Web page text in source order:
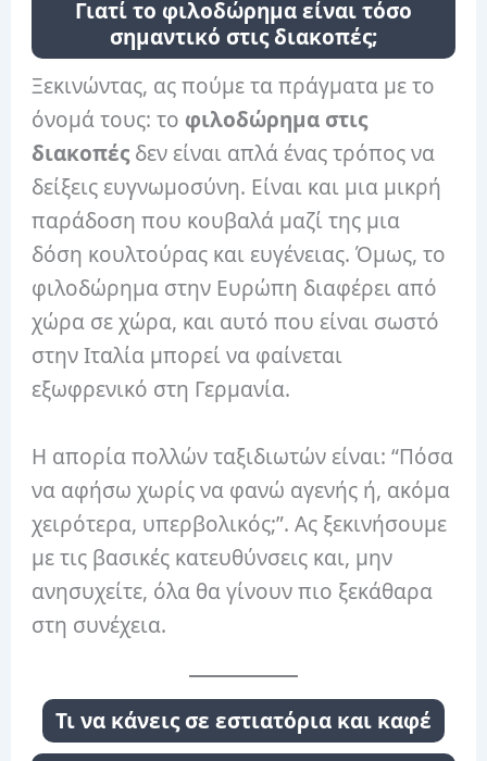
Γιατί το φιλοδώρημα είναι τόσο
σημαντικό στις διακοπές;
Ξεκινώντας, ας πούμε τα πράγματα με το
όνομά τους: το φιλοδώρημα στις
διακοπέςδεν είναι απλά ένας τρόπος να
δείξεις ευγνωμοσύνη. Είναι και μια μικρή
παράδοση που κουβαλά μαζί της μια
δόση κουλτούρας και ευγένειας. Όμως, το
φιλοδώρημα στην Ευρώπη διαφέρει από
χώρα σε χώρα, και αυτό που είναι σωστό
στην Ιταλία μπορεί να φαίνεται
εξωφρενικό στη Γερμανία.
Η απορία πολλών ταξιδιωτών είναι: “Πόσα
να αφήσω χωρίς να φανώ αγενής ή, ακόμα
χειρότερα, υπερβολικός;”. Ας ξεκινήσουμε
με τις βασικές κατευθύνσεις και, μην
ανησυχείτε, όλα θα γίνουν πιο ξεκάθαρα
στη συνέχεια.
Τι να κάνεις σε εστιατόρια και καφέ